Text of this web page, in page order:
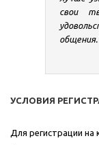
свои
УСЛОВИЯ
Для регистрации на